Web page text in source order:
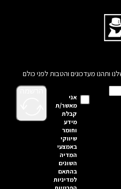
ותהנו מעדכונים והטבות לפני כולם
אני
מאשר/ת
קבלת
מידע
וחומר
שיווקי
באמצעי
המדיה
השונים
בהתאם
למדיניות
הרשמה